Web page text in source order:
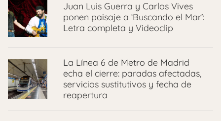
Juan Luis Guerra y Carlos Vives
ponen paisaje a ‘Buscando el Mar’:
Letra completa y Videoclip
La Línea 6 de Metro de Madrid
echa el cierre: paradas afectadas,
servicios sustitutivos y fecha de
reapertura